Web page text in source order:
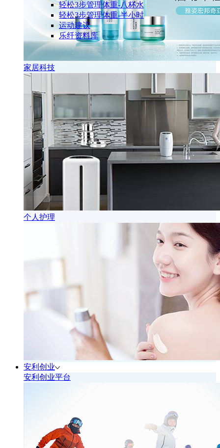
家居科技
个人护理
安利创业
安利创业平台
轻松3步管理体重-八杯水
轻松3步管理体重-半小时
运动建议
乐纤资料库